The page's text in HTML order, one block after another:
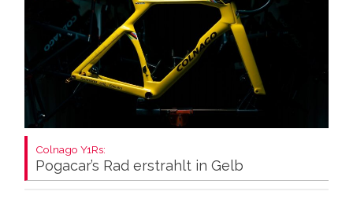
Colnago Y1Rs:
Pogacar’s Rad erstrahlt in Gelb